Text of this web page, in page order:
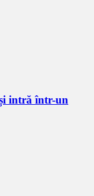
intră într-un